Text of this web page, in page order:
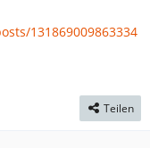
131869009863334
Teilen